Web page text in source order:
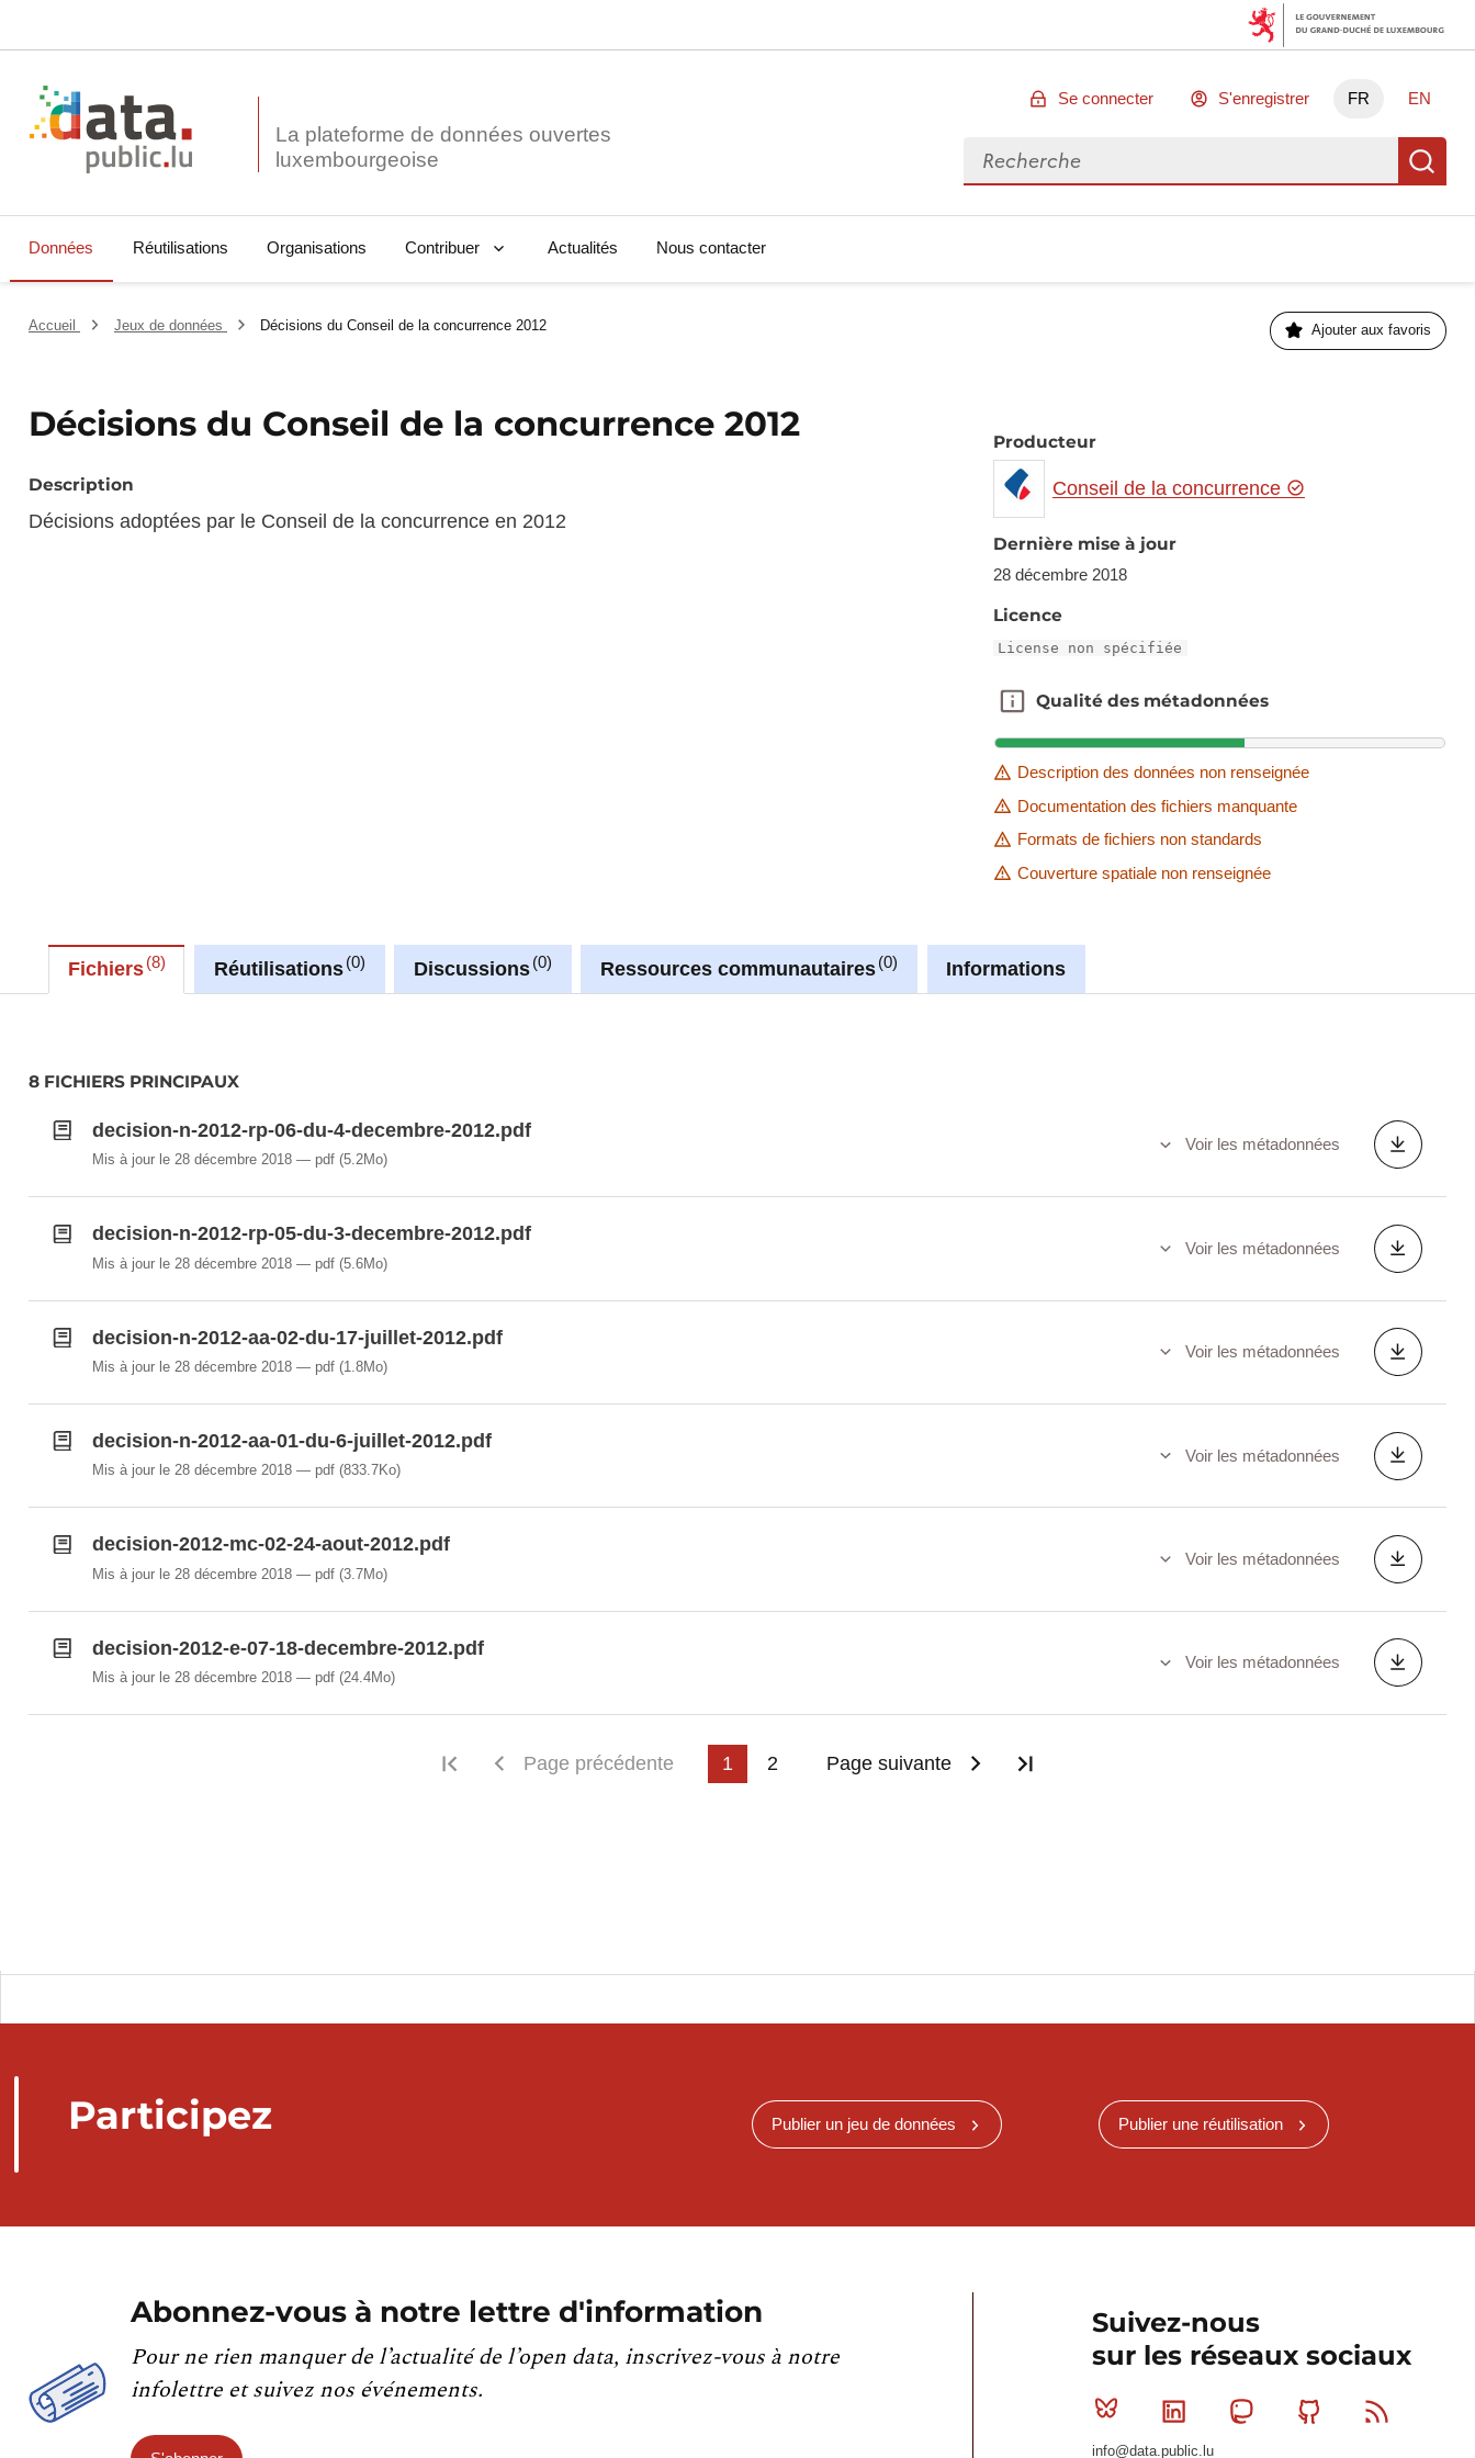
La plateforme de données ouvertes
Se connecter S'enregistrer FR EN
Rechercher des données
Données Réutilisations Organisations Contribuer Actualités Nous contacter
Accueil Jeux de données Décisions du Conseil de la concurrence 2012 Ajouter aux favoris
Décisions du Conseil de la concurrence 2012
Description
Décisions adoptées par le Conseil de la concurrence en 2012
Producteur
Conseil de la concurrence
Dernière mise à jour
28 décembre 2018
Licence
License non spécifiée
Qualité des métadonnées
Qualité des métadonnées
Description des données non renseignée
Documentation des fichiers manquante
Formats de fichiers non standards
Couverture spatiale non renseignée
Fichiers 8 Réutilisations 0 Discussions 0 Ressources communautaires 0 Informations
8 FICHIERS PRINCIPAUX
decision-n-2012-rp-06-du-4-decembre-2012.pdf
Mis à jour le 28 décembre 2018 pdf(5.2Mo)
Voir les métadonnées
decision-n-2012-rp-05-du-3-decembre-2012.pdf
Mis à jour le 28 décembre 2018 pdf(5.6Mo)
Voir les métadonnées
decision-n-2012-aa-02-du-17-juillet-2012.pdf
Mis à jour le 28 décembre 2018 pdf(1.8Mo)
Voir les métadonnées
decision-n-2012-aa-01-du-6-juillet-2012.pdf
Mis à jour le 28 décembre 2018 pdf(833.7Ko)
Voir les métadonnées
decision-2012-mc-02-24-aout-2012.pdf
Mis à jour le 28 décembre 2018 pdf(3.7Mo)
Voir les métadonnées
decision-2012-e-07-18-decembre-2012.pdf
Mis à jour le 28 décembre 2018 pdf(24.4Mo)
Voir les métadonnées
Première page
Page précédente 1 2 Page suivante
Participez Publier un jeu de données Publier une réutilisation
Abonnez-vous à notre lettre d'information
Pour ne rien manquer de l’actualité de l’open data, inscrivez-vous à notre
infolettre et suivez nos événements.
Suivez-nous
sur les réseaux sociaux
Bluesky Linkedin MastodonGithub
info@data.public.lu